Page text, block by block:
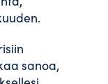
sanoa,